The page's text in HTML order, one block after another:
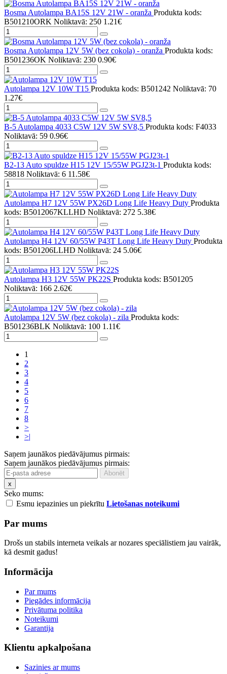
Bosma Autolampa BA15S 12V 21W - oranža Produkta kods:
B501210ORK Noliktavā: 250 1.21€
Bosma Autolampa 12V 5W (bez cokola) - oranža Produkta kods:
B501236OK Noliktavā: 230 0.90€
Autolampa 12V 10W T15 Produkta kods: B501242 Noliktavā: 70
1.27€
B-5 Autolampa 4033 C5W 12V 5W SV8,5 Produkta kods: F4033
Noliktavā: 59 0.96€
B2-13 Auto spuldze H15 12V 15/55W PGJ23t-1 Produkta kods:
58818 Noliktavā: 6 11.58€
Autolampa H7 12V 55W PX26D Long Life Heavy Duty Produkta
kods: B5012067KLLHD Noliktavā: 272 5.38€
Autolampa H4 12V 60/55W P43T Long Life Heavy Duty Produkta
kods: B501206LLHD Noliktavā: 24 5.06€
Autolampa H3 12V 55W PK22S Produkta kods: B501205
Noliktavā: 166 2.62€
Autolampa 12V 5W (bez cokola) - zila Produkta kods:
B501236BLK Noliktavā: 100 1.11€
1
2
3
4
5
6
7
8
>
>|
Saņem jaunākos piedāvājumus pirmais:
Saņem jaunākos piedāvājumus pirmais:
x
Seko mums:
Esmu iepazinies un piekrītu Lietošanas noteikumi
Par mums
Drošs un stabils interneta veikals ar nozares speciālistiem jau vairāk,
kā desmit gadus!
Informācija
Par mums
Piegādes informācija
Privātuma politika
Noteikumi
Garantija
Klientu apkalpošana
Sazinies ar mums